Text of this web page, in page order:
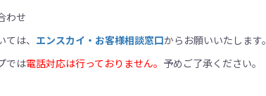
わせ
は、 エンスカイ・お客様相談窓口からお願いいたします。
では電話対応は行っておりません。 予めご了承ください。